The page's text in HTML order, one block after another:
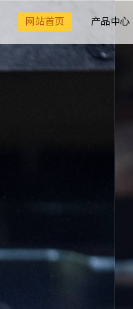
网站首页 产品中心